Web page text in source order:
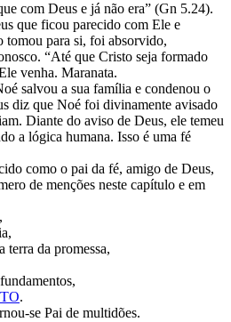
com Deus e já não era” (Gn 5.24).
que ficou parecido com Ele e
tomou para si, foi absorvido,
“Até que Cristo seja formado
venha. Maranata.
salvou a sua família e condenou o
diz que Noé foi divinamente avisado
Diante do aviso de Deus, ele temeu
a lógica humana. Isso é uma fé
como o pai da fé, amigo de Deus,
de menções neste capítulo e em
terra da promessa,
.
se Pai de multidões.